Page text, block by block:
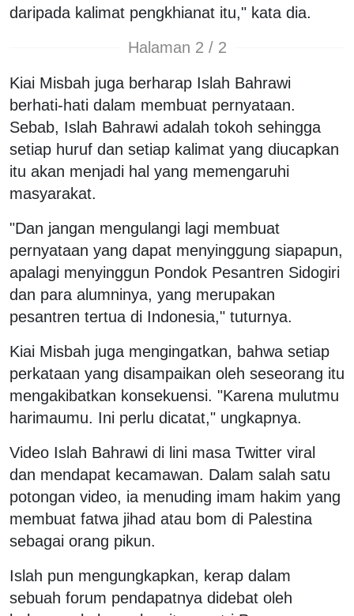
daripada kalimat pengkhianat itu," kata dia.
Halaman 2 / 2
Kiai Misbah juga berharap Islah Bahrawi
berhati-hati dalam membuat pernyataan.
Sebab, Islah Bahrawi adalah tokoh sehingga
setiap huruf dan setiap kalimat yang diucapkan
itu akan menjadi hal yang memengaruhi
masyarakat.
"Dan jangan mengulangi lagi membuat
pernyataan yang dapat menyinggung siapapun,
apalagi menyinggun Pondok Pesantren Sidogiri
dan para alumninya, yang merupakan
pesantren tertua di Indonesia," tuturnya.
Kiai Misbah juga mengingatkan, bahwa setiap
perkataan yang disampaikan oleh seseorang itu
mengakibatkan konsekuensi. "Karena mulutmu
harimaumu. Ini perlu dicatat," ungkapnya.
Video Islah Bahrawi di lini masa Twitter viral
dan mendapat kecamawan. Dalam salah satu
potongan video, ia menuding imam hakim yang
membuat fatwa jihad atau bom di Palestina
sebagai orang pikun.
Islah pun mengungkapkan, kerap dalam
sebuah forum pendapatnya didebat oleh